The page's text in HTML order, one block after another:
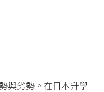
與劣勢。在日本升學